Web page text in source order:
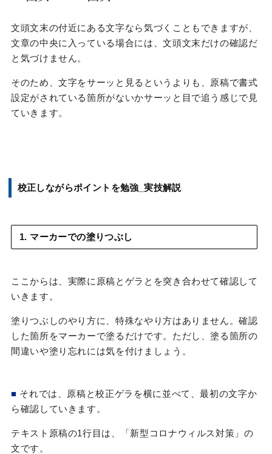
文頭文末の付近にある文字なら気づくこともできますが、
文章の中央に入っている場合には、文頭文末だけの確認だ
と気づけません。
そのため、文字をサーッと見るというよりも、原稿で書式
設定がされている箇所がないかサーッと目で追う感じで見
ていきます。
校正しながらポイントを勉強 _実技解説
1. マーカーでの塗りつぶし
ここからは、実際に原稿とゲラとを突き合わせて確認して
いきます。
塗りつぶしのやり方に、特殊なやり方はありません。確認
した箇所をマーカーで塗るだけです。ただし、塗る箇所の
間違いや塗り忘れには気を付けましょう。
■ それでは、原稿と校正ゲラを横に並べて、最初の文字か
ら確認していきます。
テキスト原稿の1行目は、「新型コロナウィルス対策」の
文です。